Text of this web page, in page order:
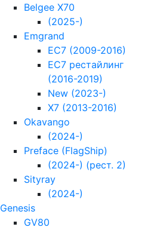
Belgee X70
(2025-)
Emgrand
EC7 (2009-2016)
EC7 рестайлинг
(2016-2019)
New (2023-)
X7 (2013-2016)
Okavango
(2024-)
Preface (FlagShip)
(2024-) (рест. 2)
Sityray
(2024-)
Genesis
GV80